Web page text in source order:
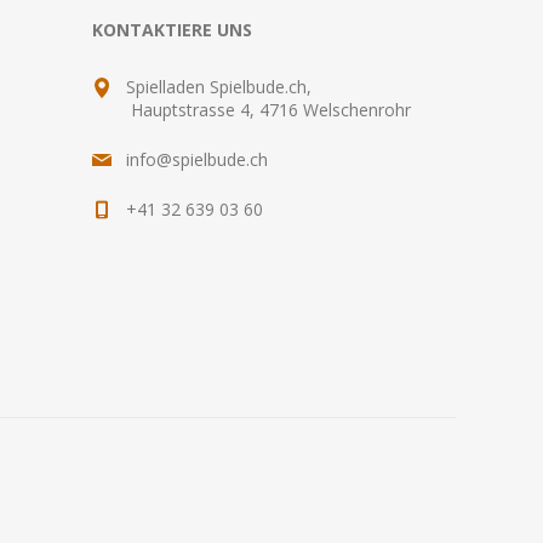
KONTAKTIERE UNS
Spielladen Spielbude.ch,
Hauptstrasse 4, 4716 Welschenrohr
info@spielbude.ch
+41 32 639 03 60